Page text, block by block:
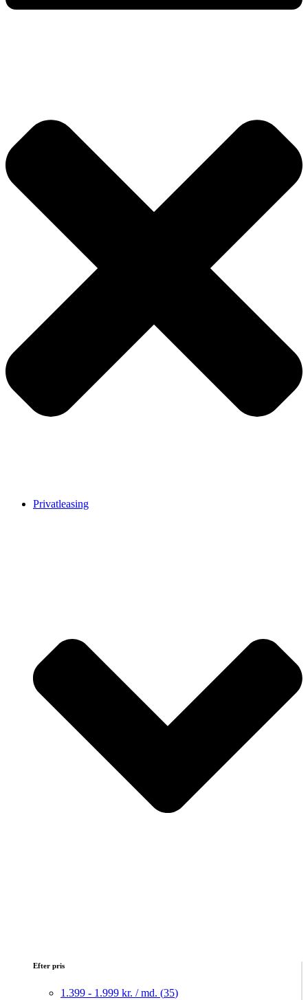
Privatleasing
Efter pris
1.399 - 1.999 kr. / md. (35)